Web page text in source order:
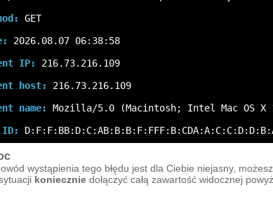
GET
2026.08.07 06:38:58
IP:
216.73.216.109
host:
216.73.216.109
name:
Mozilla/5.0 (Macintosh; Intel Mac OS X
ID:
wystąpienia tego błędu jest dla Ciebie niejasny, możesz
koniecznie dołączyć całą zawartość widocznej